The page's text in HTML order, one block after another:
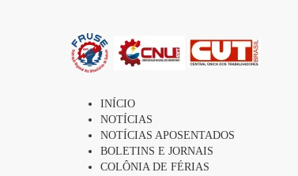
INÍCIO
NOTÍCIAS
NOTÍCIAS APOSENTADOS
BOLETINS E JORNAIS
COLÔNIA DE FÉRIAS